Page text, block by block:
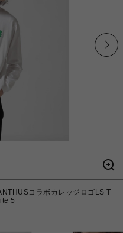
コラボカレッジロゴLS T
5